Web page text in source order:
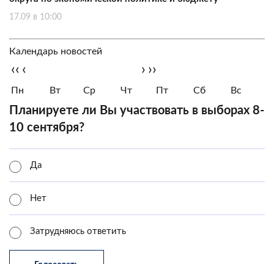
17.09 в 10:00
Календарь новостей
‹‹ ‹ › ››
Пн Вт Ср Чт Пт Сб Вс
Планируете ли Вы участвовать в выборах 8-
10 сентября?
Да
Нет
Затрудняюсь ответить